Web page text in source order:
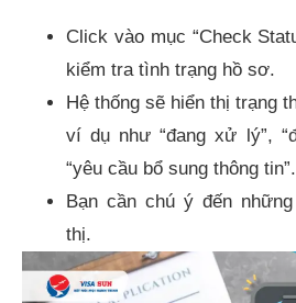
Click vào mục “Check
kiểm tra tình trạng hồ sơ.
Hệ thống sẽ hiển thị trạng
ví dụ như “đang xử lý”,
“yêu cầu bổ sung thông tin”.
Bạn cần chú ý đến
thị.